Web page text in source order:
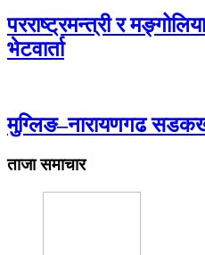
परराष्ट्रमन्त्री र
भेटवार्ता
मुग्लिङ–नारायणगढ
ताजा समाचार